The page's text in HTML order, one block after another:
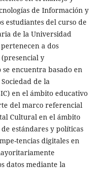
de Información y
estudiantes del curso de
de la Universidad
a dos
y
encuentra basado en
de la
en el ámbito educativo
del marco referencial
Cultural en el ámbito
estándares y políticas
tencias digitales en
datos mediante la